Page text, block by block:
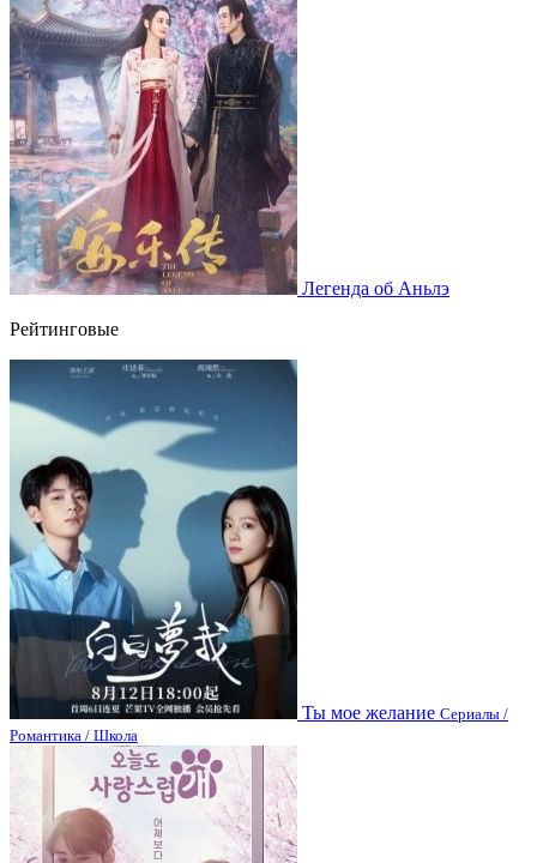
Легенда об Аньлэ
Рейтинговые
Ты мое желание Сериалы /
Романтика / Школа